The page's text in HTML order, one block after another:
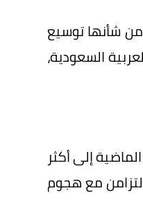
شأنها توسيع
السعودية،
إلى أكثر
مع هجوم